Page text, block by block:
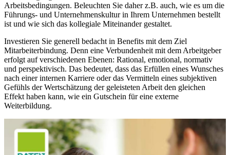
Arbeitsbedingungen. Beleuchten Sie daher z.B. auch, wie es um die
Führungs- und Unternehmenskultur in Ihrem Unternehmen bestellt
ist und wie sich das kollegiale Miteinander gestaltet.
Investieren Sie generell bedacht in Benefits mit dem Ziel
Mitarbeiterbindung. Denn eine Verbundenheit mit dem Arbeitgeber
erfolgt auf verschiedenen Ebenen: Rational, emotional, normativ
und perspektivisch. Das bedeutet, dass das Erfüllen eines Wunsches
nach einer internen Karriere oder das Vermitteln eines subjektiven
Gefühls der Wertschätzung der geleisteten Arbeit den gleichen
Effekt haben kann, wie ein Gutschein für eine externe
Weiterbildung.